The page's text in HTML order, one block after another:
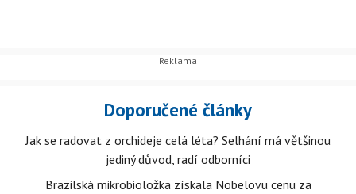
Doporučené články
Jak se radovat z orchideje celá léta? Selhání má většinou
jediný důvod, radí odborníci
Brazilská mikrobioložka získala Nobelovu cenu za